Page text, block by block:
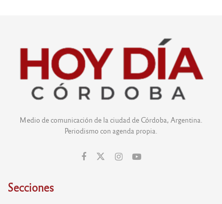
Medio de comunicación de la ciudad de Córdoba, Argentina.
Periodismo con agenda propia.
Secciones